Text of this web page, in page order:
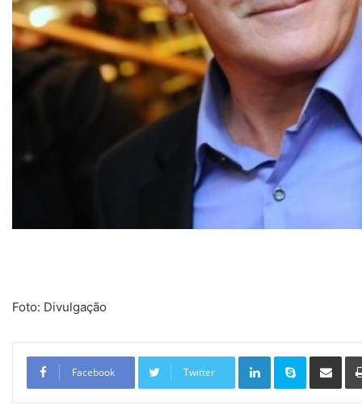
Foto: Divulgação
Facebook Twitter
Linkedin Skype